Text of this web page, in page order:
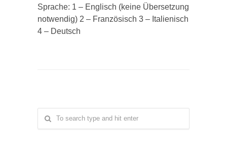
Sprache: 1 – Englisch (keine Übersetzung
notwendig) 2 – Französisch 3 – Italienisch
4 – Deutsch